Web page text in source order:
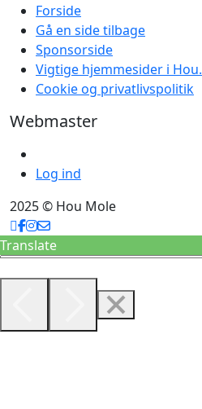
Forside
Gå en side tilbage
Sponsorside
Vigtige hjemmesider i Hou.
Cookie og privatlivspolitik
Webmaster
Log ind
2025 © Hou Mole
Translate